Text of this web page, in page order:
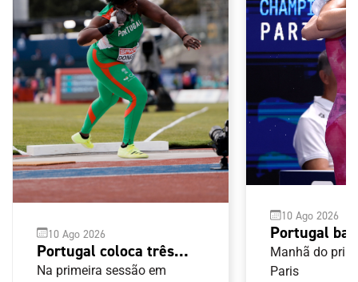
10 Ago 2026
Portugal coloca três
atletas na final do peso
Na primeira sessão em
10 Ago 2026
Portugal
nacional
livres
Manhã do
Paris